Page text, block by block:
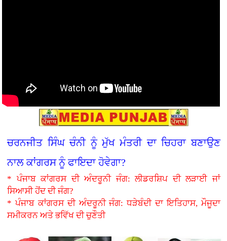
ਚਰਨਜੀਤ ਸਿੰਘ ਚੰਨੀ ਨੂੰ ਮੁੱਖ ਮੰਤਰੀ ਦਾ ਚਿਹਰਾ ਬਣਾਉਣ
ਨਾਲ ਕਾਂਗਰਸ ਨੂੰ ਫਾਇਦਾ ਹੋਵੇਗਾ?
* ਪੰਜਾਬ ਕਾਂਗਰਸ ਦੀ ਅੰਦਰੂਨੀ ਜੰਗ: ਲੀਡਰਸ਼ਿਪ ਦੀ ਲੜਾਈ ਜਾਂ
ਸਿਆਸੀ ਹੋਂਦ ਦੀ ਜੰਗ?
* ਪੰਜਾਬ ਕਾਂਗਰਸ ਦੀ ਅੰਦਰੂਨੀ ਜੰਗ: ਧੜੇਬੰਦੀ ਦਾ ਇਤਿਹਾਸ, ਮੌਜੂਦਾ
ਸਮੀਕਰਨ ਅਤੇ ਭਵਿੱਖ ਦੀ ਚੁਣੌਤੀ